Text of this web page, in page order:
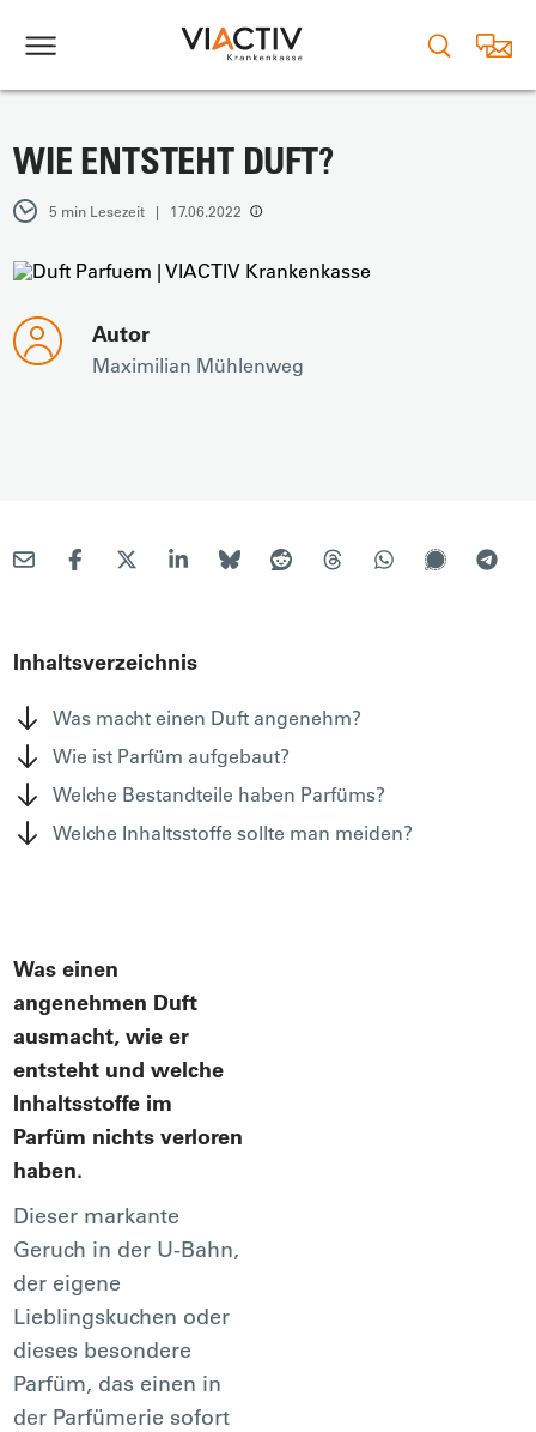
WIE ENTSTEHT DUFT?
5 min Lesezeit | 17.06.2022
Autor
Maximilian Mühlenweg
Inhaltsverzeichnis
Was macht einen Duft angenehm?
Wie ist Parfüm aufgebaut?
Welche Bestandteile haben Parfüms?
Welche Inhaltsstoffe sollte man meiden?
Was einen
angenehmen Duft
ausmacht, wie er
entsteht und welche
Inhaltsstoffe im
Parfüm nichts verloren
haben.
Dieser markante
Geruch in der U-Bahn,
der eigene
Lieblingskuchen oder
dieses besondere
Parfüm, das einen in
der Parfümerie sofort